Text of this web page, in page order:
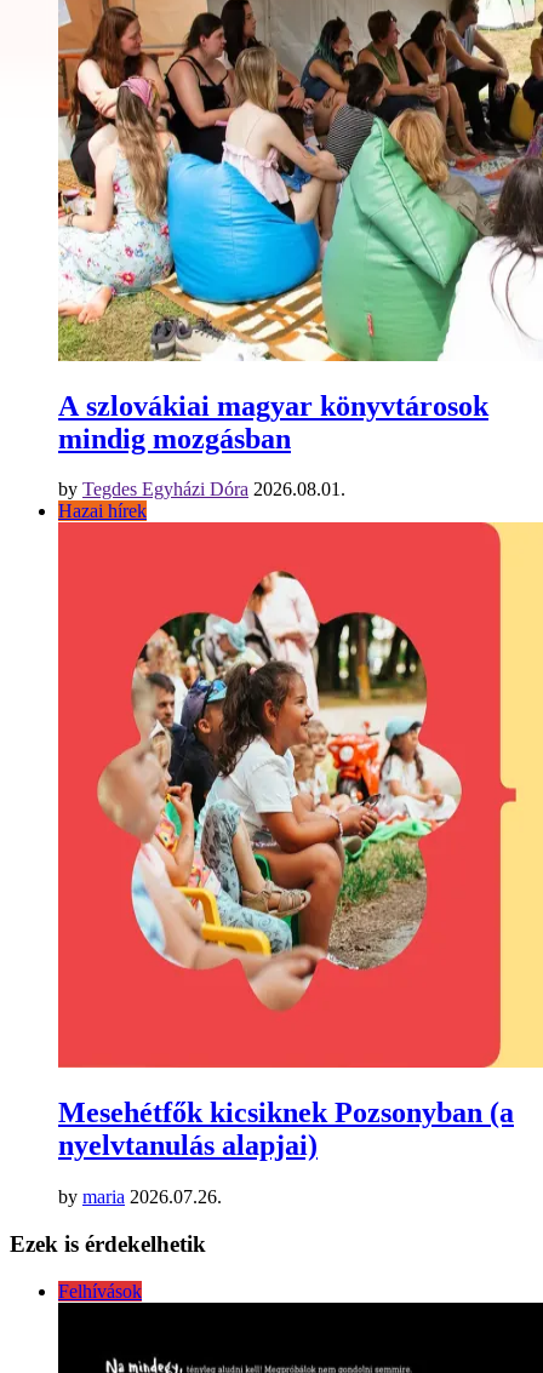
A szlovákiai magyar könyvtárosok
mindig mozgásban
by Tegdes Egyházi Dóra 2026.08.01.
Hazai hírek
Mesehétfők kicsiknek Pozsonyban (a
nyelvtanulás alapjai)
by maria 2026.07.26.
Ezek is érdekelhetik
Felhívások